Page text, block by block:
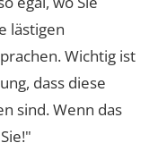
lästigen
Wichtig ist
dass diese
sind. Wenn das